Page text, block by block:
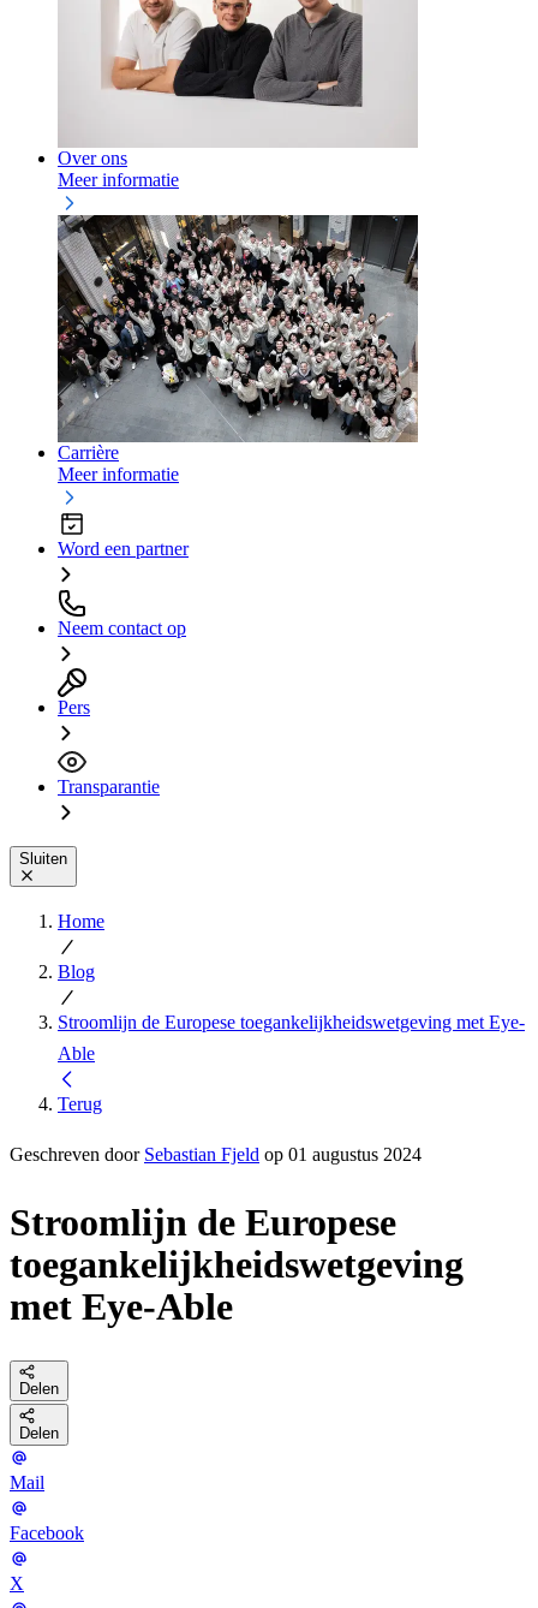
Over ons
Meer informatie
Carrière
Meer informatie
Word een partner
Neem contact op
Pers
Transparantie
Sluiten
Home
Blog
Stroomlijn de Europese toegankelijkheidswetgeving met Eye-
Able
Terug
Geschreven door Sebastian Fjeld op 01 augustus 2024
Stroomlijn de Europese
toegankelijkheidswetgeving
met Eye-Able
Delen
Delen
Mail
Facebook
X